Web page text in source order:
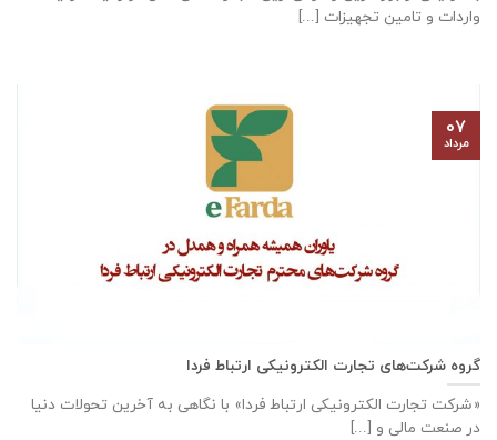
واردات و تامین تجهیزات [...]
گروه شرکت‌های تجارت الکترونیکی ارتباط فردا
«شرکت تجارت الکترونیکی ارتباط فردا» با نگاهی به آخرین تحولات دنیا
در صنعت مالی و [...]
۰۷
مرداد